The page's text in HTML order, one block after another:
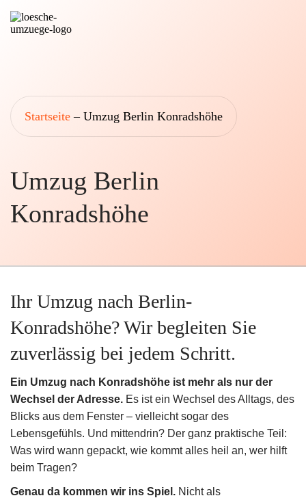
Startseite – Umzug Berlin Konradshöhe
Umzug Berlin
Konradshöhe
Ihr Umzug nach Berlin-
Konradshöhe? Wir begleiten Sie
zuverlässig bei jedem Schritt.
Ein Umzug nach Konradshöhe ist mehr als nur der
Wechsel der Adresse. Es ist ein Wechsel des Alltags, des
Blicks aus dem Fenster – vielleicht sogar des
Lebensgefühls. Und mittendrin? Der ganz praktische Teil:
Was wird wann gepackt, wie kommt alles heil an, wer hilft
beim Tragen?
Genau da kommen wir ins Spiel. Nicht als
Umzüge
&
Logistik
& Lagerung
Leistungen
Umzugsberatung
Impressum
Datenschutz
030 49 00 48 23
info@loesche-
umzuege.de